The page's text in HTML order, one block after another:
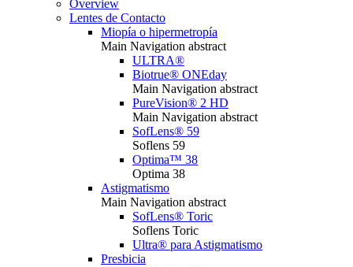
Overview
Lentes de Contacto
Miopía o hipermetropía
Main Navigation abstract
ULTRA®
Biotrue® ONEday
Main Navigation abstract
PureVision® 2 HD
Main Navigation abstract
SofLens® 59
Soflens 59
Optima™ 38
Optima 38
Astigmatismo
Main Navigation abstract
SofLens® Toric
Soflens Toric
Ultra® para Astigmatismo
Presbicia